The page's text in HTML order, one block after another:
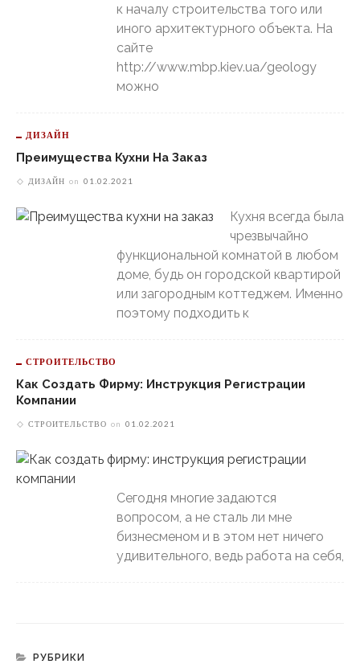
к началу строительства того или
иного архитектурного объекта. На
сайте
http://www.mbp.kiev.ua/geology
можно
ДИЗАЙН
Преимущества Кухни На Заказ
ДИЗАЙН on 01.02.2021
Кухня всегда была
чрезвычайно
функциональной комнатой в любом
доме, будь он городской квартирой
или загородным коттеджем. Именно
поэтому подходить к
СТРОИТЕЛЬСТВО
Как Создать Фирму: Инструкция Регистрации
Компании
СТРОИТЕЛЬСТВО on 01.02.2021
Сегодня многие задаются
вопросом, а не сталь ли мне
бизнесменом и в этом нет ничего
удивительного, ведь работа на себя,
РУБРИКИ